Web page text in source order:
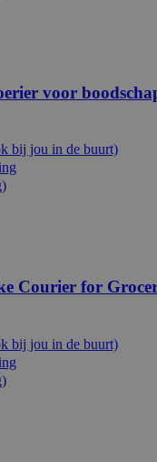
voor
bij jou in de buurt)
Courier for
bij jou in de buurt)